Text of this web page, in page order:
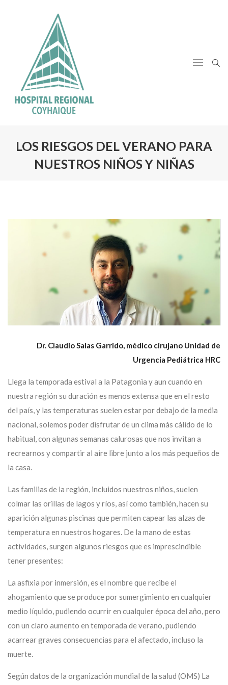
LOS RIESGOS DEL VERANO PARA
NUESTROS NIÑOS Y NIÑAS
Dr. Claudio Salas Garrido, médico cirujano Unidad de
Urgencia Pediátrica HRC
Llega la temporada estival a la Patagonia y aun cuando en
nuestra región su duración es menos extensa que en el resto
del país, y las temperaturas suelen estar por debajo de la media
nacional, solemos poder disfrutar de un clima más cálido de lo
habitual, con algunas semanas calurosas que nos invitan a
recrearnos y compartir al aire libre junto a los más pequeños de
la casa.
Las familias de la región, incluidos nuestros niños, suelen
colmar las orillas de lagos y ríos, así como también, hacen su
aparición algunas piscinas que permiten capear las alzas de
temperatura en nuestros hogares. De la mano de estas
actividades, surgen algunos riesgos que es imprescindible
tener presentes:
La asfixia por inmersión, es el nombre que recibe el
ahogamiento que se produce por sumergimiento en cualquier
medio líquido, pudiendo ocurrir en cualquier época del año, pero
con un claro aumento en temporada de verano, pudiendo
acarrear graves consecuencias para el afectado, incluso la
muerte.
Según datos de la organización mundial de la salud (OMS) La